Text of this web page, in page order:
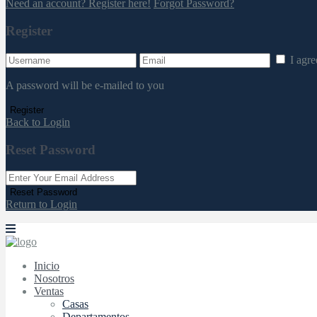
Need an account? Register here! Forgot Password?
Register
I
A password will be e-mailed to you
Register
Back to Login
Reset Password
Reset Password
Return to Login
Inicio
Nosotros
Ventas
Casas